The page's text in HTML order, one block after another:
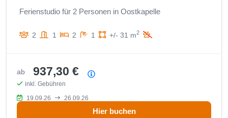
Ferienstudio für 2 Personen in Oostkapelle
2 1 2 1 +/- 31 m2
ab 937,30 €
inkl. Gebühren
19.09.26 26.09.26
Hier buchen